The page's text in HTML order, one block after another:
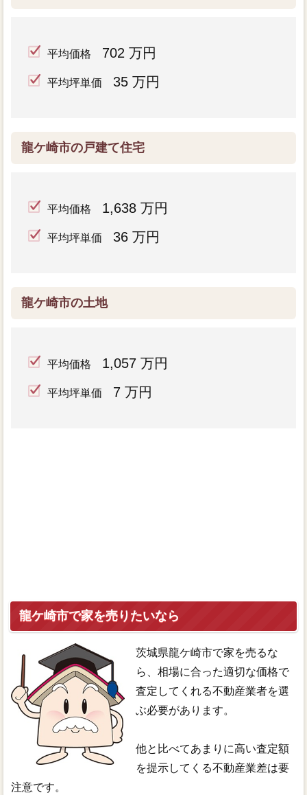
平均価格 702 万円
平均坪単価 35 万円
龍ケ崎市の戸建て住宅
平均価格 1,638 万円
平均坪単価 36 万円
龍ケ崎市の土地
平均価格 1,057 万円
平均坪単価 7 万円
龍ケ崎市で家を売りたいなら
茨城県龍ケ崎市で家を売るな
ら、相場に合った適切な価格で
査定してくれる不動産業者を選
ぶ必要があります。
他と比べてあまりに高い査定額
を提示してくる不動産業差は要
注意です。